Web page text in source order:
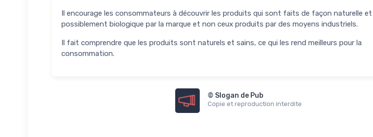
Il encourage les consommateurs à découvrir les produits qui sont faits de façon naturelle et
possiblement biologique par la marque et non ceux produits par des moyens industriels.
Il fait comprendre que les produits sont naturels et sains, ce qui les rend meilleurs pour la
consommation.
© Slogan de Pub
Copie et reproduction interdite